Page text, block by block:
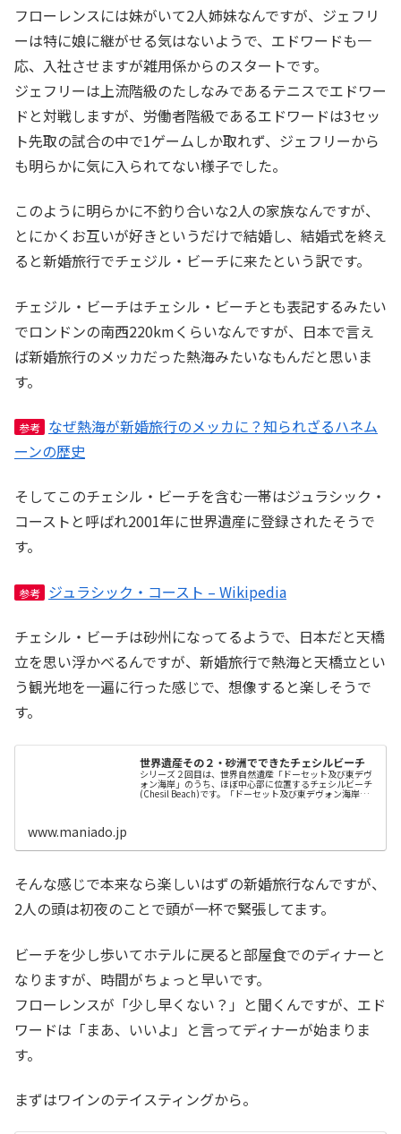
フローレンスには妹がいて2人姉妹なんですが、ジェフリ
ーは特に娘に継がせる気はないようで、エドワードも一
応、入社させますが雑用係からのスタートです。
ジェフリーは上流階級のたしなみであるテニスでエドワー
ドと対戦しますが、労働者階級であるエドワードは3セッ
ト先取の試合の中で1ゲームしか取れず、ジェフリーから
も明らかに気に入られてない様子でした。
このように明らかに不釣り合いな2人の家族なんですが、
とにかくお互いが好きというだけで結婚し、結婚式を終え
ると新婚旅行でチェジル・ビーチに来たという訳です。
チェジル・ビーチはチェシル・ビーチとも表記するみたい
でロンドンの南西220kmくらいなんですが、日本で言え
ば新婚旅行のメッカだった熱海みたいなもんだと思いま
す。
参考 なぜ熱海が新婚旅行のメッカに？知られざるハネム
ーンの歴史
そしてこのチェシル・ビーチを含む一帯はジュラシック・
コーストと呼ばれ2001年に世界遺産に登録されたそうで
す。
参考 ジュラシック・コースト – Wikipedia
チェシル・ビーチは砂州になってるようで、日本だと天橋
立を思い浮かべるんですが、新婚旅行で熱海と天橋立とい
う観光地を一遍に行った感じで、想像すると楽しそうで
す。
世界遺産その２・砂洲でできたチェシルビーチ
シリーズ２回目は、世界自然遺産「ドーセット及び東デヴ
ォン海岸」のうち、ほぼ中心部に位置するチェシルビーチ
(Chesil Beach)です。「ドーセット及び東デヴォン海岸」
www.maniado.jp
そんな感じで本来なら楽しいはずの新婚旅行なんですが、
2人の頭は初夜のことで頭が一杯で緊張してます。
ビーチを少し歩いてホテルに戻ると部屋食でのディナーと
なりますが、時間がちょっと早いです。
フローレンスが「少し早くない？」と聞くんですが、エド
ワードは「まあ、いいよ」と言ってディナーが始まりま
す。
まずはワインのテイスティングから。